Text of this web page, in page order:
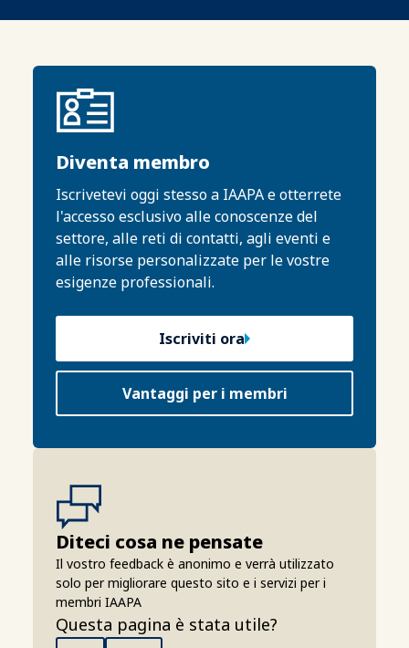
Diventa membro
Iscrivetevi oggi stesso a IAAPA e otterrete
l'accesso esclusivo alle conoscenze del
settore, alle reti di contatti, agli eventi e
alle risorse personalizzate per le vostre
esigenze professionali.
Iscriviti ora
Vantaggi per i membri
Diteci cosa ne pensate
Il vostro feedback è anonimo e verrà utilizzato
solo per migliorare questo sito e i servizi per i
membri IAAPA
Questa pagina è stata utile?